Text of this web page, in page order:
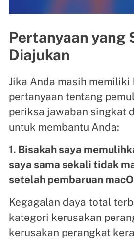
Pertanyaan yang
Diajukan
Jika Anda masih memiliki
pertanyaan tentang
periksa jawaban singkat
untuk membantu Anda:
1. Bisakah saya
saya sama sekali tidak
setelah pembaruan
Kegagalan daya total
kategori kerusakan
kerusakan perangkat